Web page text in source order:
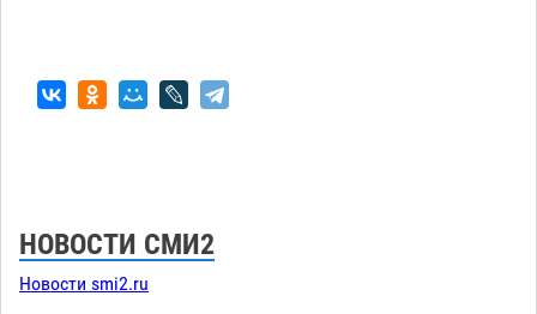
НОВОСТИ СМИ2
Новости smi2.ru